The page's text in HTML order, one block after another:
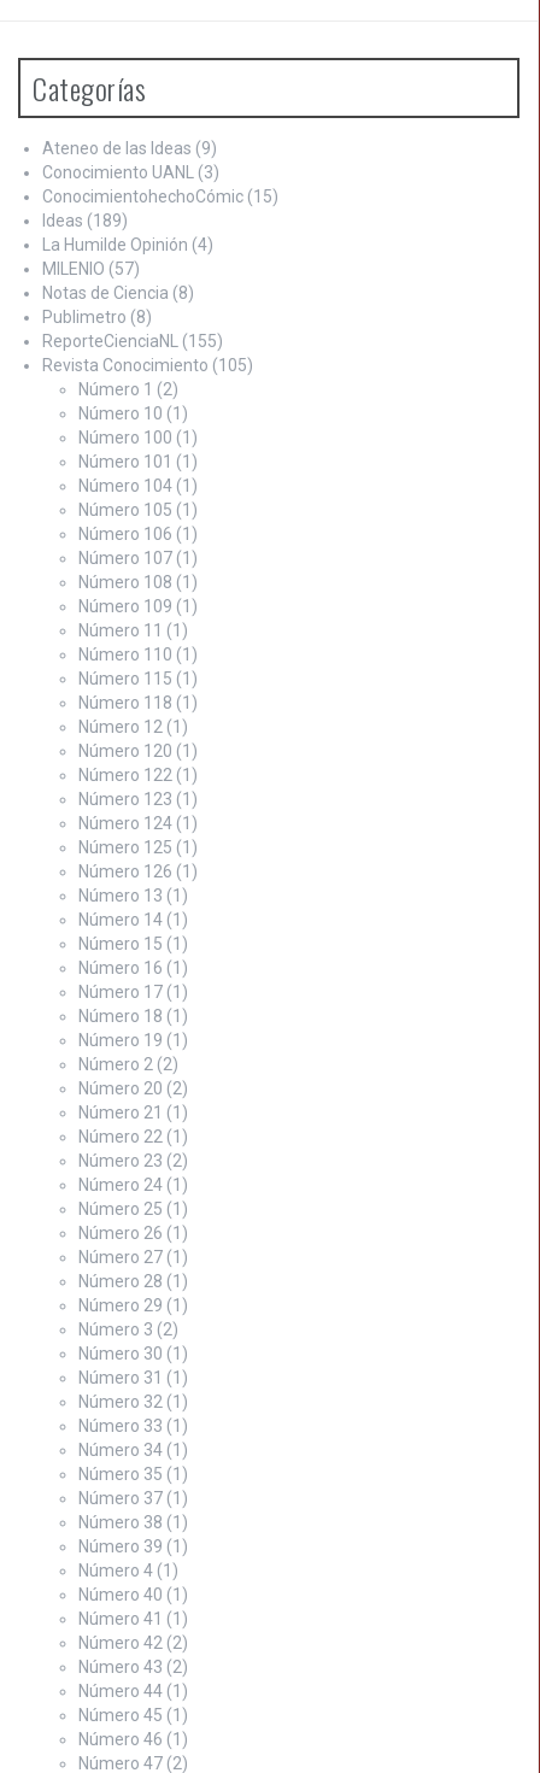
Categorías
Ateneo de las Ideas (9)
Conocimiento UANL
(3)
ConocimientohechoCómic (15)
Ideas (189)
La Humilde Opinión (4)
MILENIO (57)
Notas de Ciencia (8)
Publimetro (8)
ReporteCienciaNL
(155)
Revista Conocimiento (105)
Número 1 (2)
Número 10 (1)
Número 100 (1)
Número 101 (1)
Número 104 (1)
Número 105 (1)
Número 106 (1)
Número 107 (1)
Número 108 (1)
Número 109 (1)
Número 11 (1)
Número 110 (1)
Número 115 (1)
Número 118 (1)
Número 12 (1)
Número 120 (1)
Número 122 (1)
Número 123 (1)
Número 124 (1)
Número 125 (1)
Número 126 (1)
Número 13 (1)
Número 14 (1)
Número 15 (1)
Número 16 (1)
Número 17 (1)
Número 18 (1)
Número 19 (1)
Número 2 (2)
Número 20 (2)
Número 21 (1)
Número 22 (1)
Número 23 (2)
Número 24 (1)
Número 25 (1)
Número 26 (1)
Número 27 (1)
Número 28 (1)
Número 29 (1)
Número 3 (2)
Número 30 (1)
Número 31 (1)
Número 32 (1)
Número 33 (1)
Número 34 (1)
Número 35 (1)
Número 37 (1)
Número 38 (1)
Número 39 (1)
Número 4 (1)
Número 40 (1)
Número 41 (1)
Número 42 (2)
Número 43 (2)
Número 44 (1)
Número 45 (1)
Número 46 (1)
Número 47 (2)